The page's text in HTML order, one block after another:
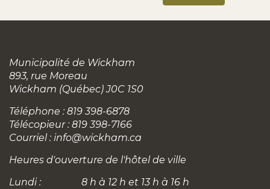
Municipalité de Wickham
893, rue Moreau
Wickham (Québec) J0C 1S0
Téléphone : 819 398-6878
Télécopieur : 819 398-7166
Courriel : info@wickham.ca
Heures d'ouverture de l'hôtel de ville
Lundi :
8 h à 12 h et 13 h à 16 h